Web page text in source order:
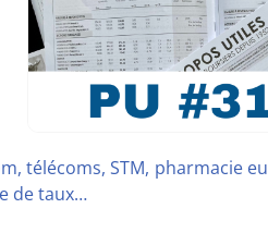
télécoms, STM, pharmacie
de taux…